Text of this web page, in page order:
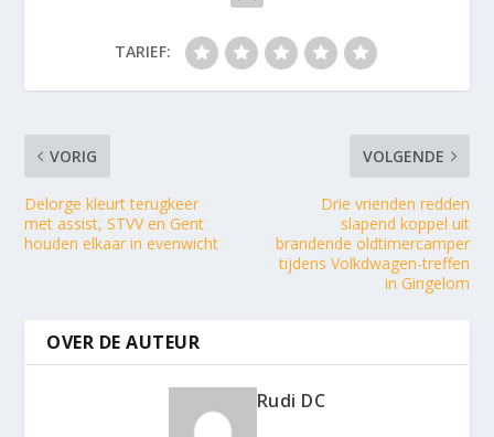
TARIEF:
VORIG
Delorge kleurt terugkeer
met assist, STVV en Gent
houden elkaar in evenwicht
VOLGENDE
Drie vrienden redden
slapend koppel uit
brandende oldtimercamper
tijdens Volkdwagen-treffen
in Gingelom
OVER DE AUTEUR
Rudi DC